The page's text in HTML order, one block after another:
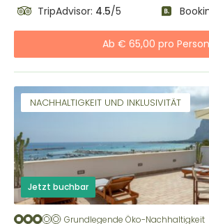
TripAdvisor: 4.5/5
Ab € 65,00 pro Person
NACHHALTIGKEIT UND INKLUSIVITÄT
Jetzt buchbar
Grundlegende Öko-Nachhaltigkeit